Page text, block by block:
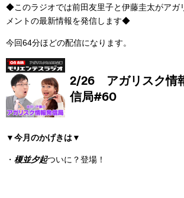
◆このラジオでは前田友里子と伊藤圭太がアガ
メントの最新情報を発信します◆
今回64分ほどの配信になります。
▼今月のかげきは▼
・ 榎並夕起ついに？登場！